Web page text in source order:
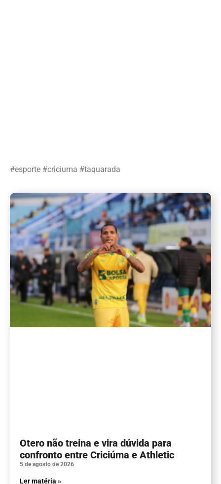
#esporte #criciuma #taquarada
Otero não treina e vira dúvida para
confronto entre Criciúma e Athletic
5 de agosto de 2026
Ler matéria »